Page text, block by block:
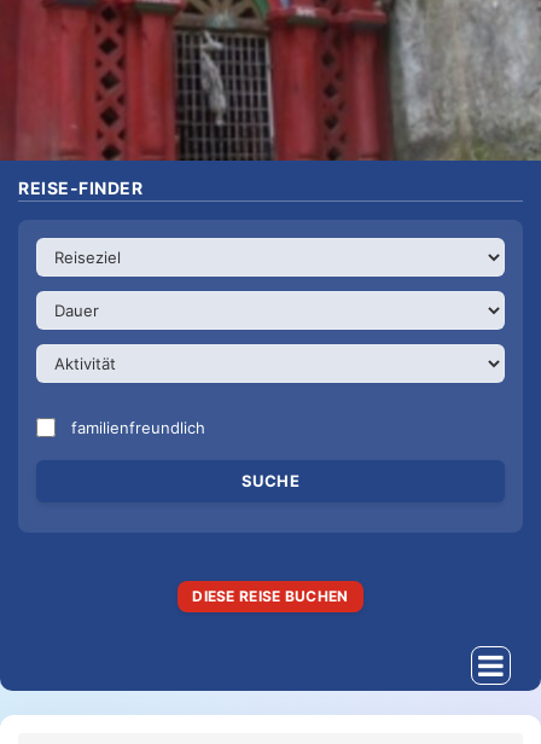
REISE-FINDER
familienfreundlich
DIESE REISE BUCHEN